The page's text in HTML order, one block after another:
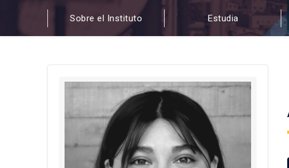
Y TERRITORIALES
FACULTAD DE ARQUITECTURA, DISEÑO Y ESTUDIOS
Sobre el Instituto Estudia